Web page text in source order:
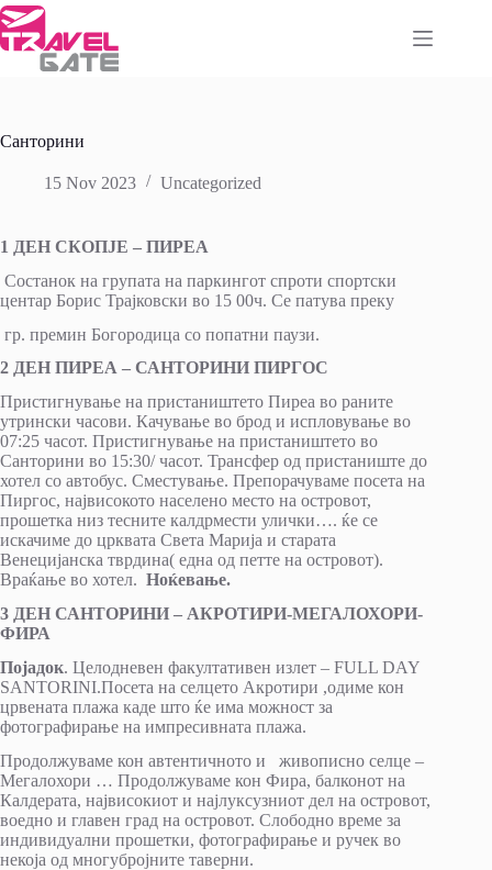
Skip
to
content
Санторини
15 Nov 2023 Uncategorized
1 ДЕН СКОПЈЕ – ПИРЕА
Состанок на групата на паркингот спроти спортски
центар Борис Трајковски во 15 00ч. Се патува преку
гр. премин Богородица со попатни паузи.
2 ДЕН ПИРЕА – САНТОРИНИ ПИРГОС
Пристигнување на пристаништето Пиреа во раните
утрински часови. Качување во брод и испловување во
07:25 часот. Пристигнување на пристаништето во
Санторини во 15:30/ часот. Трансфер од пристаниште до
хотел со автобус. Сместување. Препорачуваме посета на
Пиргос, највисокото населено место на островот,
прошетка низ тесните калдрмести улички…. ќе се
искачиме до црквата Света Марија и старата
Венецијанска тврдина( една од петте на островот).
Враќање во хотел. Ноќевање.
3 ДЕН САНТОРИНИ – АКРОТИРИ-МЕГАЛОХОРИ-
ФИРА
Појадок. Целодневен факултативен излет – FULL DAY
SANTORINI.Посета на селцето Акротири ,одиме кон
црвената плажа каде што ќе има можност за
фотографирање на импресивната плажа.
Продолжуваме кон автентичното и живописно селце –
Мегалохори … Продолжуваме кон Фира, балконот на
Калдерата, највисокиот и најлуксузниот дел на островот,
воедно и главен град на островот. Слободно време за
индивидуални прошетки, фотографирање и ручек во
некоја од многубројните таверни.